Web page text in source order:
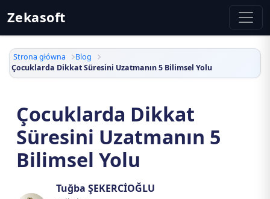
Zekasoft
Strona główna
Blog
Çocuklarda Dikkat Süresini Uzatmanın 5 Bilimsel Yolu
Çocuklarda Dikkat
Süresini Uzatmanın 5
Bilimsel Yolu
Tuğba ŞEKERCİOĞLU